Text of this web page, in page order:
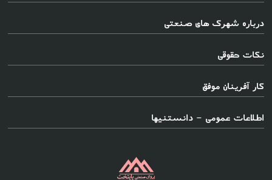
درباره شهرک های صنعتی
نکات حقوقی
کار آفرینان موفق
اطلاعات عمومی - دانستنیها